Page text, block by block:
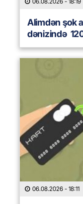
Alimdən şok
dənizində
06.08.2026 - 18:11